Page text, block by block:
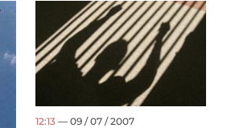
12:13 — 09 / 07 / 2007